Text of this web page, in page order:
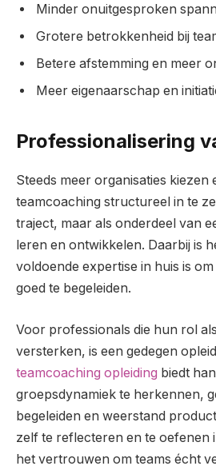
Minder onuitgesproken
Grotere betrokkenheid bij
Betere afstemming en meer
Meer eigenaarschap en
Professionalisering
Steeds meer organisaties kiezen
teamcoaching structureel in te
traject, maar als onderdeel van
leren en ontwikkelen. Daarbij is
voldoende expertise in huis is
goed te begeleiden.
Voor professionals die hun rol
versterken, is een gedegen
teamcoaching opleiding biedt
groepsdynamiek te herkennen,
begeleiden en weerstand
zelf te reflecteren en te oefenen
het vertrouwen om teams écht